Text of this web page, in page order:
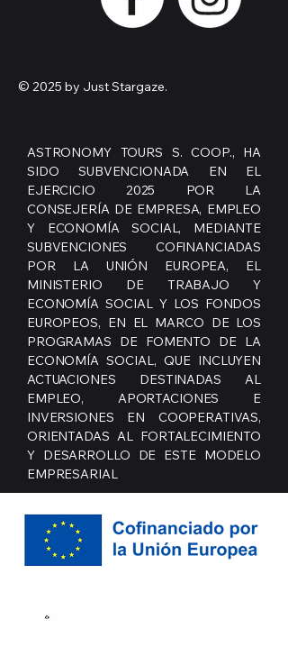
© 2025 by Just Stargaze.
ASTRONOMY TOURS S. COOP., HA
SIDO SUBVENCIONADA EN EL
EJERCICIO 2025 POR LA
CONSEJERÍA DE EMPRESA, EMPLEO
Y ECONOMÍA SOCIAL, MEDIANTE
SUBVENCIONES COFINANCIADAS
POR LA UNIÓN EUROPEA, EL
MINISTERIO DE TRABAJO Y
ECONOMÍA SOCIAL Y LOS FONDOS
EUROPEOS, EN EL MARCO DE LOS
PROGRAMAS DE FOMENTO DE LA
ECONOMÍA SOCIAL, QUE INCLUYEN
ACTUACIONES DESTINADAS AL
EMPLEO, APORTACIONES E
INVERSIONES EN COOPERATIVAS,
ORIENTADAS AL FORTALECIMIENTO
Y DESARROLLO DE ESTE MODELO
EMPRESARIAL